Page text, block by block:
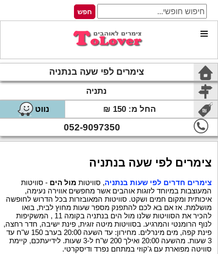
צימרים לפי שעה בנתניה
נתניה
החל מ: 150 ₪
נווט
052-9097350
צימרים לפי שעה בנתניה
צימרים חדרים לפי שעות בנתניה, סוויטות מול הים - סוויטות
המעוצבות במיוחד לזוגות אוהבים אשר מחפשים אווירה נעימה,
איכותית ומקום חמים ושקט. סוויטות המאובזרות בכל הדרוש לחופשה
מושלמת. אז אם בא לכם להתפנק מספר שעות מחוץ לבית, בואו
להכיר את הסוויטות שלנו מול הים בנתניה בקומה 11 , המשקיפות
לנוף הרומנטי והמרגיע. בסוויטות מיטה זוגית, פינת ישיבה, חדר רחצה,
פינת קפה, מים מינרלים. מחירון: עד השעה 20:00 בערב 150 ש"ח עד
3 שעות. מהשעה 20:00 ואילך 200 ש"ח ל-3 שעות. לידיעתכם, קיימת
סוויטה מפוארת עם ג'קוזי במתחם נפרד ודיסקרטי.